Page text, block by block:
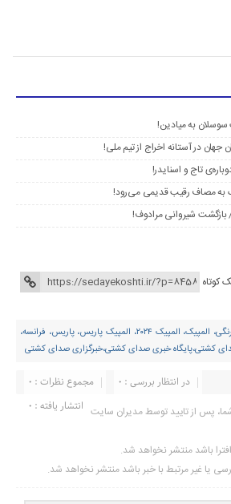
سوسلان به میادین!
در آستانه اخراج از تیم ملی!
تاج و اسنایدر!
مصاف رقیب قدیمی می‌رود!
شیروانی مرادوف!
کوتاه
اخبار، کشتی فرنگی، المپیک، المپیک ۲۰۲۴، المپیک پاریس، پاریس، فرانسه،
کشتی،پایگاه خبری صدای کشتی،خبرگزاری صدای کشتی
مجموع نظرات : 0
در انتظار بررسی : 0
انتشار یافته : ۰ پس از تایید توسط مدیران سایت
باشد منتشر نخواهد شد.
یا غیر مرتبط با خبر باشد منتشر نخواهد شد.